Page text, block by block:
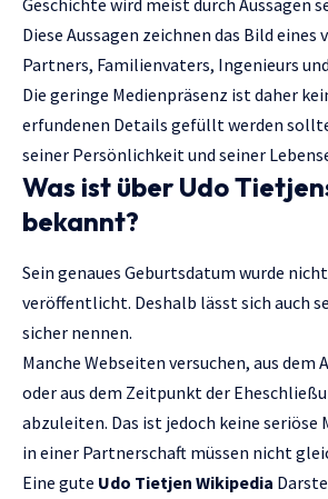
Geschichte wird meist durch Aussagen
Diese Aussagen zeichnen das Bild eines
Partners, Familienvaters, Ingenieurs
Die geringe Medienpräsenz ist daher
erfundenen Details gefüllt werden
seiner Persönlichkeit und seiner
Was ist über Udo
bekannt?
Sein genaues Geburtsdatum wurde
veröffentlicht. Deshalb lässt sich auch
sicher nennen.
Manche Webseiten versuchen, aus dem
oder aus dem Zeitpunkt der
abzuleiten. Das ist jedoch keine seriöse
in einer Partnerschaft müssen nicht
Eine gute Udo Tietjen Wikipedia